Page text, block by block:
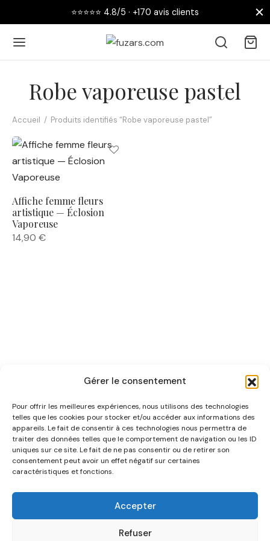
Gérer le consentement
Pour offrir les meilleures expériences, nous utilisons des technologies
telles que les cookies pour stocker et/ou accéder aux informations des
appareils. Le fait de consentir à ces technologies nous permettra de
traiter des données telles que le comportement de navigation ou les ID
uniques sur ce site. Le fait de ne pas consentir ou de retirer son
consentement peut avoir un effet négatif sur certaines
caractéristiques et fonctions.
Accepter
Refuser
⭐⭐⭐⭐⭐ 4.8/5 · +170 avis clients
Robe vaporeuse pastel
Accueil / Produits identifiés “Robe vaporeuse pastel”
Affiche femme fleurs
artistique — Éclosion
Vaporeuse
14,90 €
NOUS CONNAÎTRE
Retour
AFFICHES